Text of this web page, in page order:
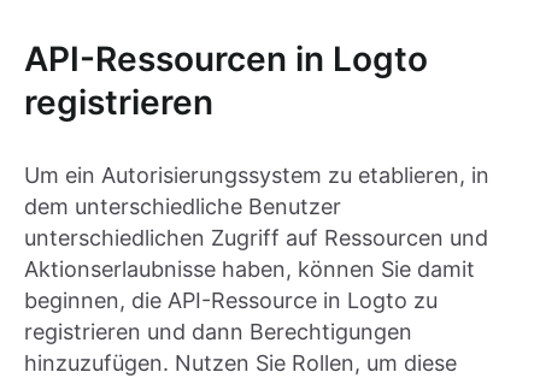
API-Ressourcen in Logto
registrieren
Um ein Autorisierungssystem zu etablieren, in
dem unterschiedliche Benutzer
unterschiedlichen Zugriff auf Ressourcen und
Aktionserlaubnisse haben, können Sie damit
beginnen, die API-Ressource in Logto zu
registrieren und dann Berechtigungen
hinzuzufügen. Nutzen Sie Rollen, um diese